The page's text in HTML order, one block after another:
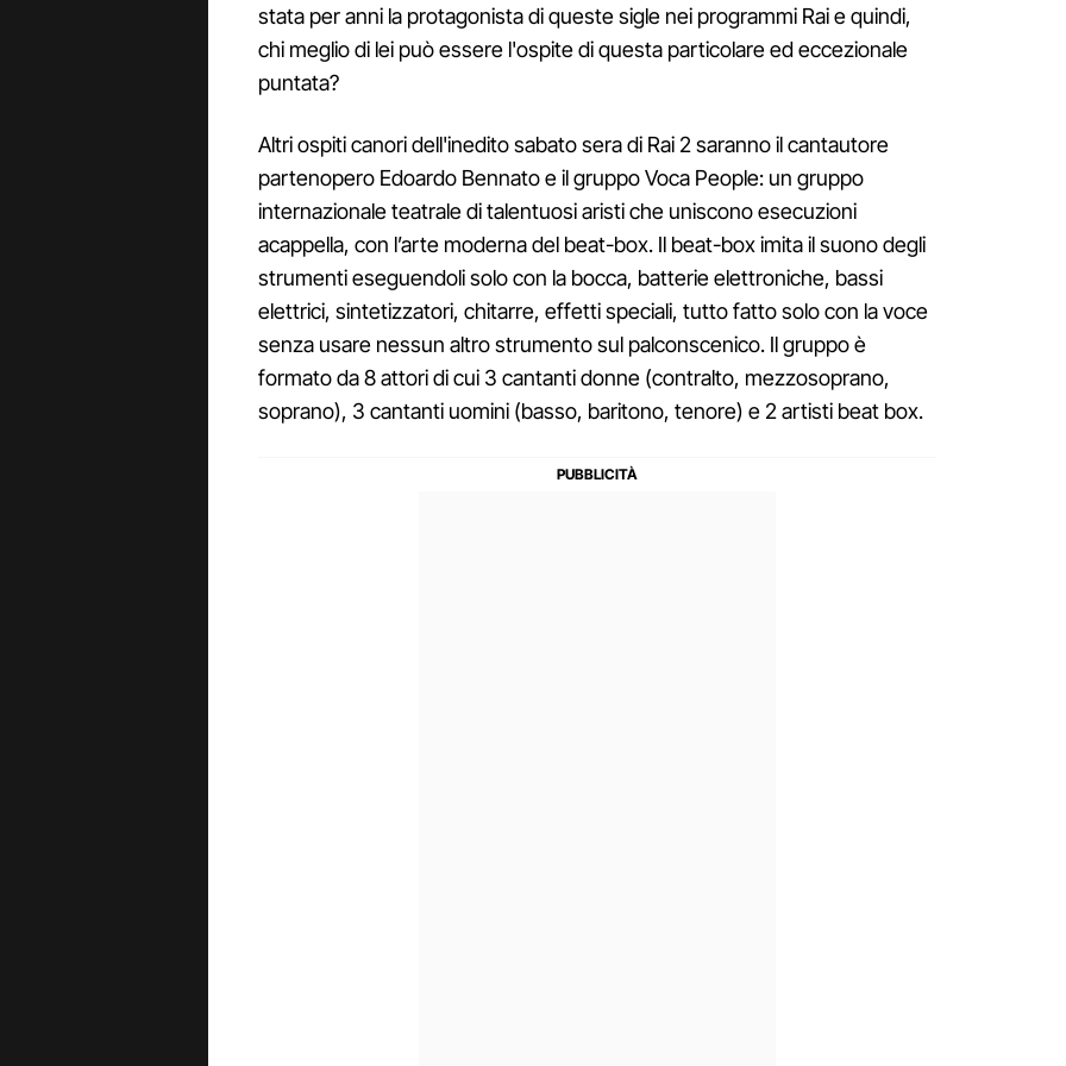
stata per anni la protagonista di queste sigle nei programmi Rai e quindi,
chi meglio di lei può essere l'ospite di questa particolare ed eccezionale
puntata?
Altri ospiti canori dell'inedito sabato sera di Rai 2 saranno il cantautore
partenopero Edoardo Bennato e il gruppo Voca People: un gruppo
internazionale teatrale di talentuosi aristi che uniscono esecuzioni
acappella, con l’arte moderna del beat-box. Il beat-box imita il suono degli
strumenti eseguendoli solo con la bocca, batterie elettroniche, bassi
elettrici, sintetizzatori, chitarre, effetti speciali, tutto fatto solo con la voce
senza usare nessun altro strumento sul palconscenico. Il gruppo è
formato da 8 attori di cui 3 cantanti donne (contralto, mezzosoprano,
soprano), 3 cantanti uomini (basso, baritono, tenore) e 2 artisti beat box.